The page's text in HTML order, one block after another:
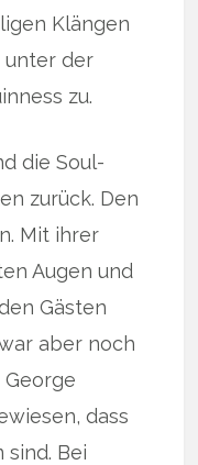
Klängen
unter der
zu.
die Soul-
zurück. Den
Mit ihrer
Augen und
Gästen
aber noch
George
dass
sind. Bei